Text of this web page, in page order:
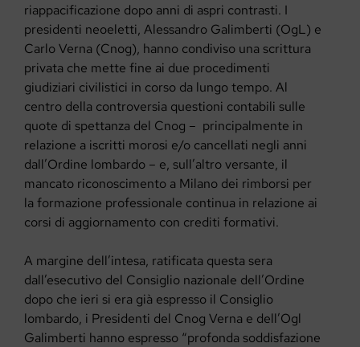
riappacificazione dopo anni di aspri contrasti. I
presidenti neoeletti, Alessandro Galimberti (OgL) e
Carlo Verna (Cnog), hanno condiviso una scrittura
privata che mette fine ai due procedimenti
giudiziari civilistici in corso da lungo tempo. Al
centro della controversia questioni contabili sulle
quote di spettanza del Cnog – principalmente in
relazione a iscritti morosi e/o cancellati negli anni
dall’Ordine lombardo – e, sull’altro versante, il
mancato riconoscimento a Milano dei rimborsi per
la formazione professionale continua in relazione ai
corsi di aggiornamento con crediti formativi.
A margine dell’intesa, ratificata questa sera
dall’esecutivo del Consiglio nazionale dell’Ordine
dopo che ieri si era già espresso il Consiglio
lombardo, i Presidenti del Cnog Verna e dell’Ogl
Galimberti hanno espresso “profonda soddisfazione